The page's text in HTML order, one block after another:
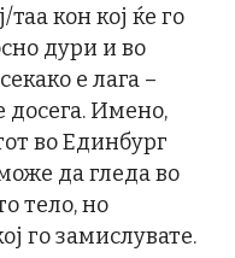
кон кој ќе го
дури и во
е лага –
досега. Имено,
во Единбург
да гледа во
тело, но
го замислувате.